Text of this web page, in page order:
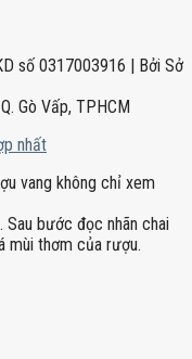
số 0317003916 | Bởi Sở
Gò Vấp, TPHCM
nhất
vang không chỉ xem
bước đọc nhãn chai
mùi thơm của rượu.